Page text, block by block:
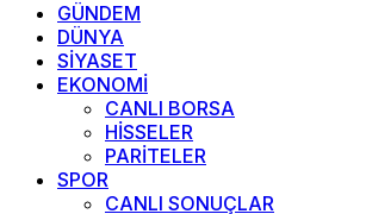
GÜNDEM
DÜNYA
SİYASET
EKONOMİ
CANLI BORSA
HİSSELER
PARİTELER
SPOR
CANLI SONUÇLAR